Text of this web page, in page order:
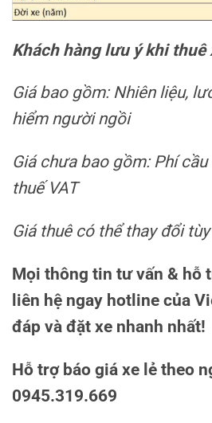
Khách hàng lưu ý khi thuê
Giá bao gồm: Nhiên liệu,
hiểm người ngồi
Giá chưa bao gồm: Phí
thuế VAT
Giá thuê có thể thay đổi
Mọi thông tin tư vấn & hỗ
liên hệ ngay hotline của
đáp và đặt xe nhanh nhất!
Hỗ trợ báo giá xe lẻ theo
0945.319.669